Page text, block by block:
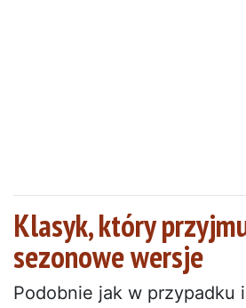
Klasyk, który
sezonowe wersje
Podobnie jak w przypadku